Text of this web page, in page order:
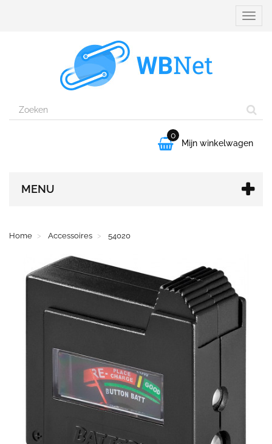

0
Mijn winkelwagen
MENU
Home Accessoires 54020